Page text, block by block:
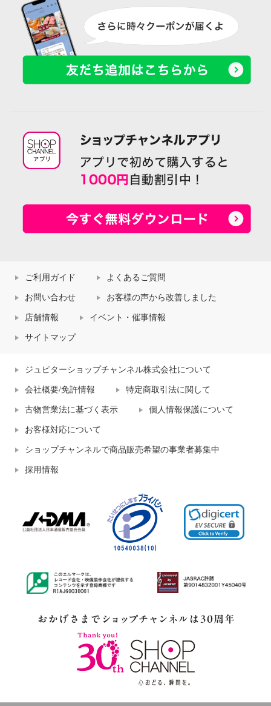
ご利用ガイド よくあるご質問
お問い合わせ お客様の声から改善しました
店舗情報 イベント・催事情報
サイトマップ
ジュピターショップチャンネル株式会社について
会社概要/免許情報 特定商取引法に関して
古物営業法に基づく表示 個人情報保護について
お客様対応について
ショップチャンネルで商品販売希望の事業者募集中
採用情報